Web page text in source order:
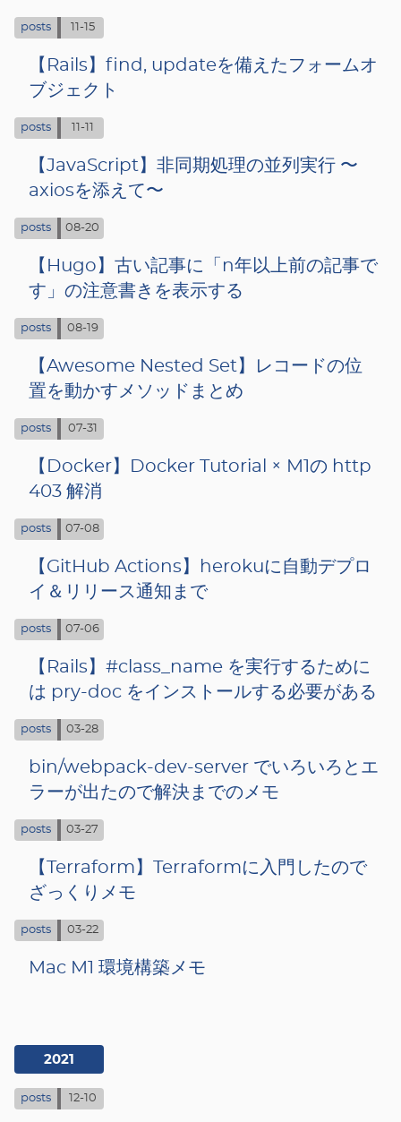
posts 11-15
【Rails】find, updateを備えたフォームオ
ブジェクト
posts 11-11
【JavaScript】非同期処理の並列実行 〜
axiosを添えて〜
posts 08-20
【Hugo】古い記事に「n年以上前の記事で
す」の注意書きを表示する
posts 08-19
【Awesome Nested Set】レコードの位
置を動かすメソッドまとめ
posts 07-31
【Docker】Docker Tutorial × M1の http
403 解消
posts 07-08
【GitHub Actions】herokuに自動デプロ
イ＆リリース通知まで
posts 07-06
【Rails】#class_name を実行するために
は pry-doc をインストールする必要がある
posts 03-28
bin/webpack-dev-server でいろいろとエ
ラーが出たので解決までのメモ
posts 03-27
【Terraform】Terraformに入門したので
ざっくりメモ
posts 03-22
Mac M1 環境構築メモ
2021
posts 12-10